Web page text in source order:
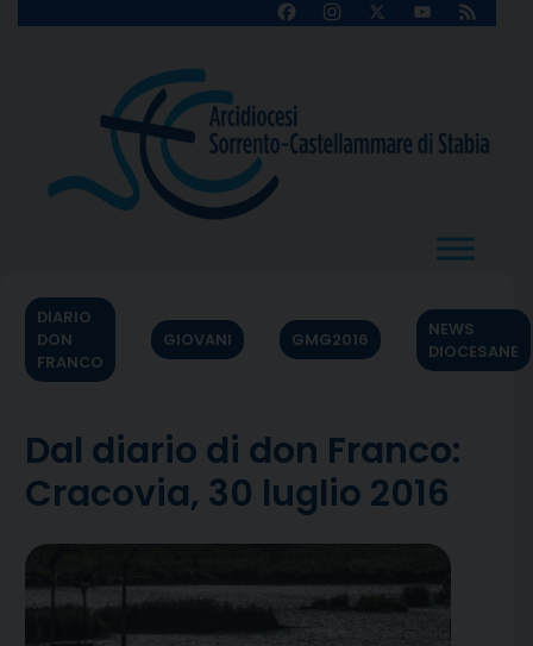
FacebookInstagram
X
YouTube
Feed
DIARIO
DON
FRANCO
GIOVANI GMG2016
NEWS
DIOCESANE
Dal diario di don Franco:
Cracovia, 30 luglio 2016